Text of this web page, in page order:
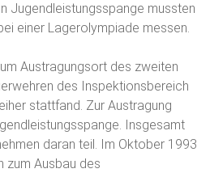
Jugendleistungsspange mussten
einer Lagerolympiade messen.
Austragungsort des zweiten
des Inspektionsbereich
stattfand. Zur Austragung
Insgesamt
daran teil. Im Oktober 1993
zum Ausbau des